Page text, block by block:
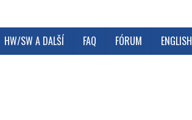
HW/SW A DALŠÍ FAQ FÓRUM ENGLISH